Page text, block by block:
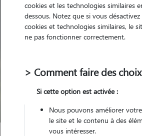
Pour quel
Trouver mon Pet
cookies et les technologies similaires
dessous. Notez que si vous
cookies et technologies similaires, le
ne pas fonctionner correctement.
> Comment faire des choix
Si cette option est activée :
Nous pouvons améliorer
le site et le contenu à des
vous intéresser.